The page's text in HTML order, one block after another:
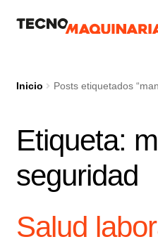
IrIr
Productos
Nosotros
Inicio Posts etiquetados
Etiqueta:
seguridad
Salud